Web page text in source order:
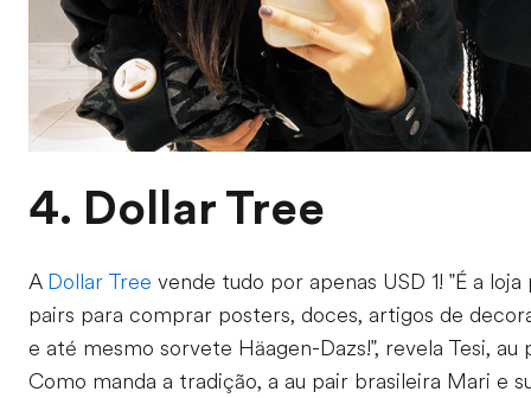
4. Dollar Tree
A Dollar Tree vende tudo por apenas USD 1! "É a
pairs para comprar posters, doces, artigos de
e até mesmo sorvete Häagen-Dazs!", revela Tesi, au
Como manda a tradição, a au pair brasileira Mari e